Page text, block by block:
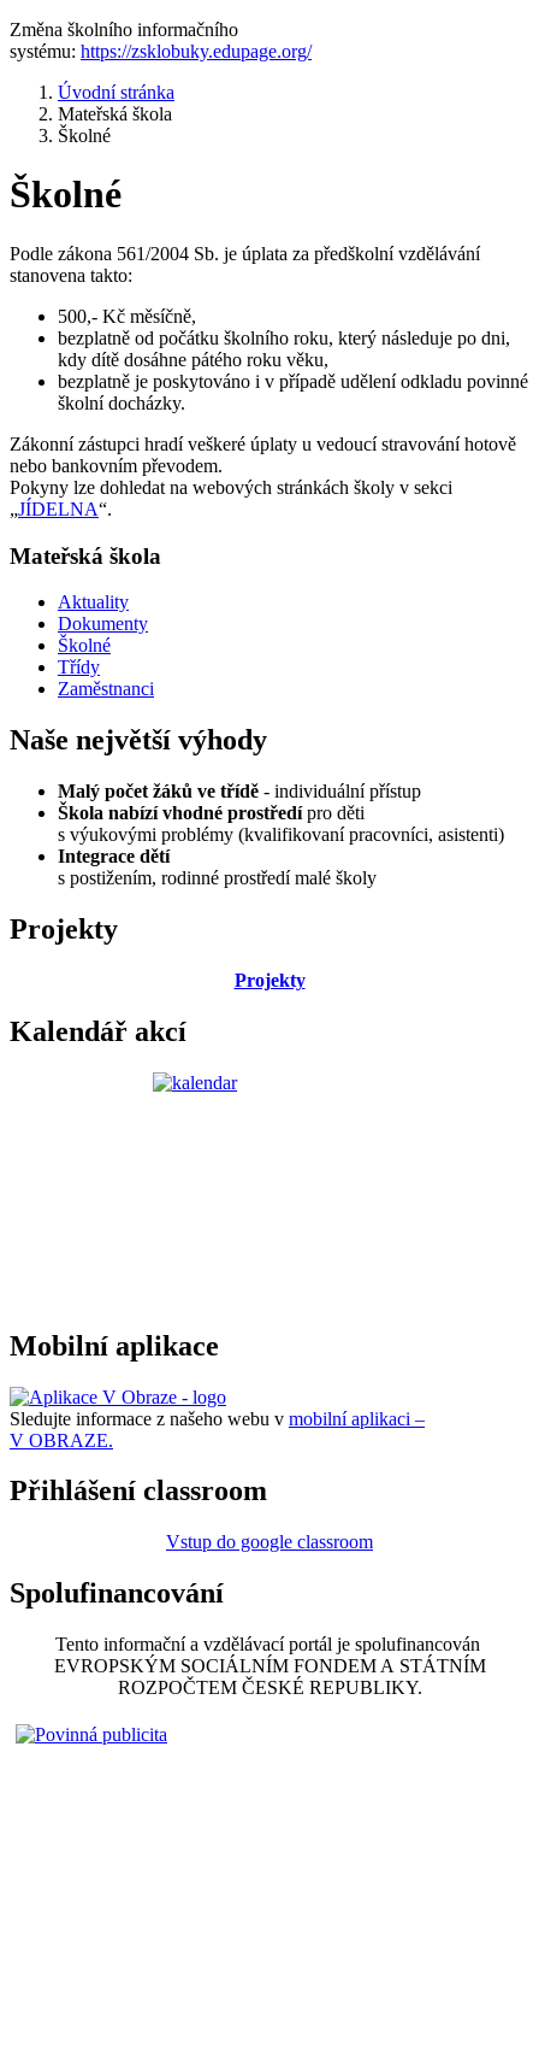
Změna školního informačního
systému: https://zsklobuky.edupage.org/
Úvodní stránka
Mateřská škola
Školné
Školné
Podle zákona 561/2004 Sb. je úplata za předškolní vzdělávání
stanovena takto:
500,- Kč měsíčně,
bezplatně od počátku školního roku, který následuje po dni,
kdy dítě dosáhne pátého roku věku,
bezplatně je poskytováno i v případě udělení odkladu povinné
školní docházky.
Zákonní zástupci hradí veškeré úplaty u vedoucí stravování hotově
nebo bankovním převodem.
Pokyny lze dohledat na webových stránkách školy v sekci
„JÍDELNA“.
Mateřská škola
Aktuality
Dokumenty
Školné
Třídy
Zaměstnanci
Naše největší výhody
Malý počet žáků ve třídě - individuální přístup
Škola nabízí vhodné prostředípro děti
s výukovými problémy (kvalifikovaní pracovníci, asistenti)
Integrace dětí
s postižením, rodinné prostředí malé školy
Projekty
Projekty
Kalendář akcí
Mobilní aplikace
Sledujte informace z našeho webu v mobilní aplikaci –
V OBRAZE.
Přihlášení classroom
Vstup do google classroom
Spolufinancování
Tento informační a vzdělávací portál je spolufinancován
EVROPSKÝM SOCIÁLNÍM FONDEM A STÁTNÍM
ROZPOČTEM ČESKÉ REPUBLIKY.